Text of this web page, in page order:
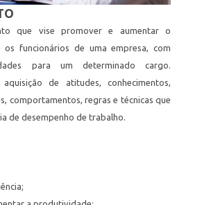
que vise promover e aumentar o
os funcionários de uma empresa, com
para um determinado cargo.
de atitudes, conhecimentos,
comportamentos, regras e técnicas que
de desempenho de trabalho.